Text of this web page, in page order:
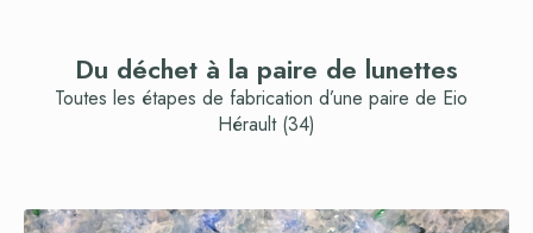
Du déchet à la paire de lunettes
Toutes les étapes de fabrication d’une paire de Eio
Hérault (34)